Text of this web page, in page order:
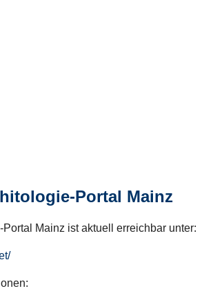
Portal Mainz
Mainz ist aktuell erreichbar unter: